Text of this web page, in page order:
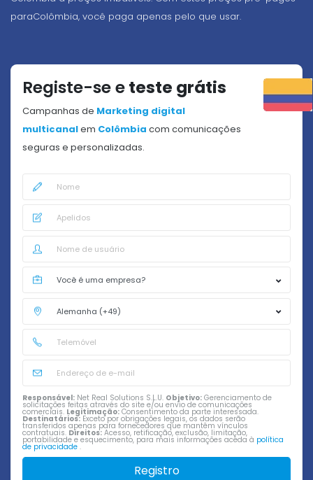
paraColômbia, você paga apenas pelo que usar.
Registe-se eteste grátis
Campanhas de Marketing digital
multicanalem Colômbia com comunicações
seguras e personalizadas.
Responsável: Net Real Solutions S.L.U. Objetivo: Gerenciamento de
solicitações feitas através do site e/ou envio de comunicações
comerciais. Legitimação: Consentimento da parte interessada.
Destinatários: Exceto por obrigações legais, os dados serão
transferidos apenas para fornecedores que mantêm vínculos
contratuais. Direitos: Acesso, retificação, exclusão, limitação,
portabilidade e esquecimento, para mais informações aceda à política
de privacidade .
Registro